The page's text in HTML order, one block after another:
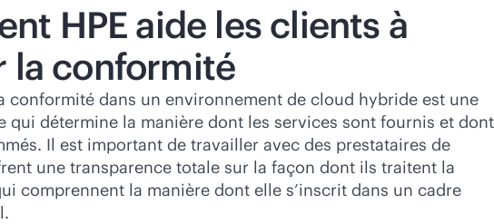
HPE aide les clients à
la conformité
conformité dans un environnement de cloud hybride est une
qui détermine la manière dont les services sont fournis et dont
Il est important de travailler avec des prestataires de
une transparence totale sur la façon dont ils traitent la
comprennent la manière dont elle s’inscrit dans un cadre